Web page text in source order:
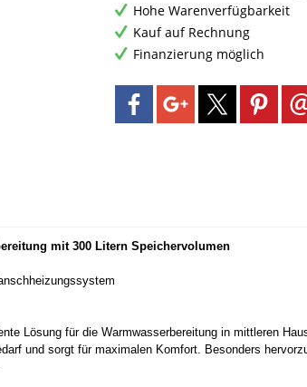
Hohe Warenverfügbarkeit
Kauf auf Rechnung
Finanzierung möglich
mit 300 Litern Speichervolumen
Lösung für die Warmwasserbereitung in mittleren
und sorgt für maximalen Komfort. Besonders